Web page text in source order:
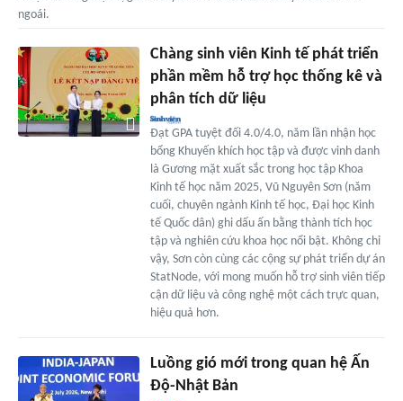
ngoái.
Chàng sinh viên Kinh tế phát triển
phần mềm hỗ trợ học thống kê và
phân tích dữ liệu
Đạt GPA tuyệt đối 4.0/4.0, năm lần nhận học
bổng Khuyến khích học tập và được vinh danh
là Gương mặt xuất sắc trong học tập Khoa
Kinh tế học năm 2025, Vũ Nguyên Sơn (năm
cuối, chuyên ngành Kinh tế học, Đại học Kinh
tế Quốc dân) ghi dấu ấn bằng thành tích học
tập và nghiên cứu khoa học nổi bật. Không chỉ
vậy, Sơn còn cùng các cộng sự phát triển dự án
StatNode, với mong muốn hỗ trợ sinh viên tiếp
cận dữ liệu và công nghệ một cách trực quan,
hiệu quả hơn.
Luồng gió mới trong quan hệ Ấn
Độ-Nhật Bản